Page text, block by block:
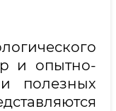
и опытно-
полезных